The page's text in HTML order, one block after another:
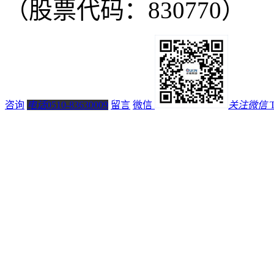
（股票代码：830770）
咨询 电话0510-83630009 留言 微信 关注微信